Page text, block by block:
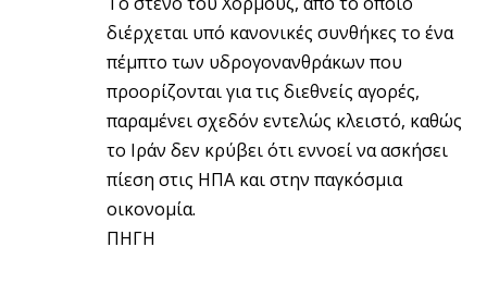
διέρχεται υπό κανονικές συνθήκες το ένα
πέμπτο των υδρογονανθράκων που
προορίζονται για τις διεθνείς αγορές,
παραμένει σχεδόν εντελώς κλειστό, καθώς
το Ιράν δεν κρύβει ότι εννοεί να ασκήσει
πίεση στις ΗΠΑ και στην παγκόσμια
οικονομία.
ΠΗΓΗ